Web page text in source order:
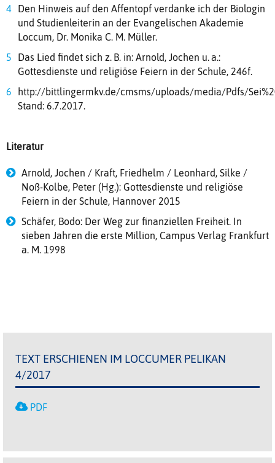
Den Hinweis auf den Affentopf verdanke ich der Biologin
und Studienleiterin an der Evangelischen Akademie
Loccum, Dr. Monika C. M. Müller.
Das Lied findet sich z. B. in: Arnold, Jochen u. a.:
Gottesdienste und religiöse Feiern in der Schule, 246f.
http://bittlingermkv.de/cmsms/uploads/media/Pdfs/
Stand: 6.7.2017.
Literatur
Arnold, Jochen / Kraft, Friedhelm / Leonhard, Silke /
Noß-Kolbe, Peter (Hg.): Gottesdienste und religiöse
Feiern in der Schule, Hannover 2015
Schäfer, Bodo: Der Weg zur finanziellen Freiheit. In
sieben Jahren die erste Million, Campus Verlag Frankfurt
a. M. 1998
TEXT ERSCHIENEN IM LOCCUMER PELIKAN
4/2017
PDF